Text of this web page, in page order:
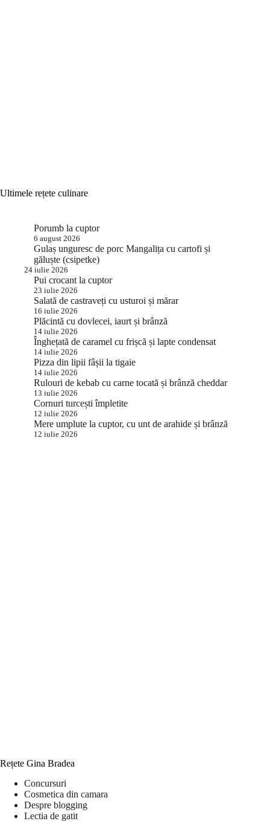
Ultimele rețete culinare
Porumb la cuptor
6 august 2026
Gulaș unguresc de porc Mangalița cu cartofi și
găluște (csipetke)
24 iulie 2026
Pui crocant la cuptor
23 iulie 2026
Salată de castraveți cu usturoi și mărar
16 iulie 2026
Plăcintă cu dovlecei, iaurt și brânză
14 iulie 2026
Înghețată de caramel cu frișcă și lapte condensat
14 iulie 2026
Pizza din lipii fâșii la tigaie
14 iulie 2026
Rulouri de kebab cu carne tocată și brânză cheddar
13 iulie 2026
Cornuri turcești împletite
12 iulie 2026
Mere umplute la cuptor, cu unt de arahide și brânză
12 iulie 2026
Rețete Gina Bradea
Concursuri
Cosmetica din camara
Despre blogging
Lectia de gatit